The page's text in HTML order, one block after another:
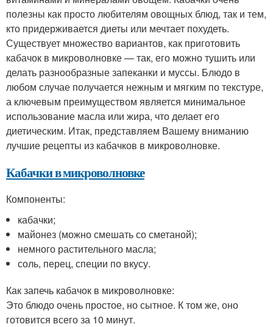
полезны как просто любителям овощных блюд, так и тем,
кто придерживается диеты или мечтает похудеть.
Существует множество вариантов, как приготовить
кабачок в микроволновке — так, его можно тушить или
делать разнообразные запеканки и муссы. Блюдо в
любом случае получается нежным и мягким по текстуре,
а ключевым преимуществом является минимальное
использование масла или жира, что делает его
диетическим. Итак, представляем Вашему вниманию
лучшие рецепты из кабачков в микроволновке.
Кабачки в микроволновке
Компоненты:
кабачки;
майонез (можно смешать со сметаной);
немного растительного масла;
соль, перец, специи по вкусу.
Как запечь кабачок в микроволновке:
Это блюдо очень простое, но сытное. К том же, оно
готовится всего за 10 минут.